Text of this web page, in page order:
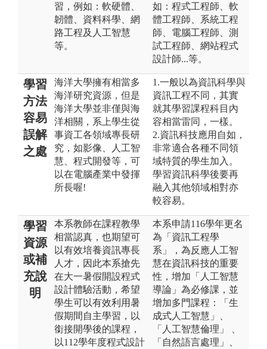
習，例如：軟硬體、
韌體、資料科學、網
路工程及人工智慧
等。
如：程式工程師、軟
體工程師、系統工程
師、電腦工程師、測
試工程師、網站程式
設計師...等。
學習
方法
容易
誤解
之處
海洋大學擁有相當多
海洋研究資源，但是
海洋大學並非僅與海
洋相關，系上學生從
事資工各領域專長研
究，如影像、人工智
慧、程式開發等，可
以在電腦產業中發揮
所長喔!
1.一般以為資訊科學與
資訊工程不同，其實
就其學習課程科目內
容相當雷同，一樣。
2.資訊科技應用自如，
非常適合各種不同領
域特質的學生加入。
學習資訊科學後要再
融入其他領域相對亦
較容易。
學習
資源
或補
充說
明
本系教師在課程教學
相當認真，也期望可
以有效培養資訊專長
人才，因此本系搶先
在大一暑假開設程式
設計體驗活動，希望
學生可以有效利用暑
假期間自主學習，以
銜接開學後的課程，
以112學年度程式設計
本系申請116學年更名
為「資訊工程學
系」，為反應人工智
慧在資訊科技的重要
性，增加「人工智慧
導論」為必修課，並
增加多門課程：「生
成式人工智慧」、
「人工智慧倫理」 、
「自然語言處理」、